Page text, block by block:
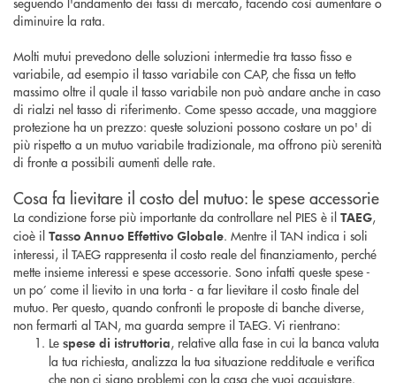
diminuire la rata.
Molti mutui prevedono delle soluzioni intermedie tra tasso fisso e
variabile, ad esempio il tasso variabile con CAP, che fissa un tetto
massimo oltre il quale il tasso variabile non può andare anche in caso
di rialzi nel tasso di riferimento. Come spesso accade, una maggiore
protezione ha un prezzo: queste soluzioni possono costare un po' di
più rispetto a un mutuo variabile tradizionale, ma offrono più serenità
di fronte a possibili aumenti delle rate.
Cosa fa lievitare il costo del mutuo: le spese accessorie
La condizione forse più importante da controllare nel PIES è il TAEG,
cioè il Tasso Annuo Effettivo Globale. Mentre il TAN indica i soli
interessi, il TAEG rappresenta il costo reale del finanziamento, perché
mette insieme interessi e spese accessorie. Sono infatti queste spese -
un po’ come il lievito in una torta - a far lievitare il costo finale del
mutuo. Per questo, quando confronti le proposte di banche diverse,
non fermarti al TAN, ma guarda sempre il TAEG. Vi rientrano:
Le spese di istruttoria, relative alla fase in cui la banca valuta
la tua richiesta, analizza la tua situazione reddituale e verifica
che non ci siano problemi con la casa che vuoi acquistare.